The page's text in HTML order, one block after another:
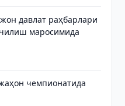
давлат раҳбарлари
маросимида
чемпионатида